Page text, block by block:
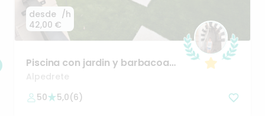
desde
42,00 €
/h
Piscina con jardin y barbacoa
a 25 minutos
Alpedrete
50
5,0(6)